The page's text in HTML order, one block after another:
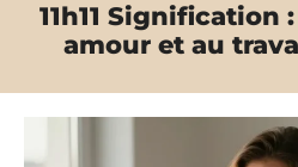
11h11 Signification
amour et au